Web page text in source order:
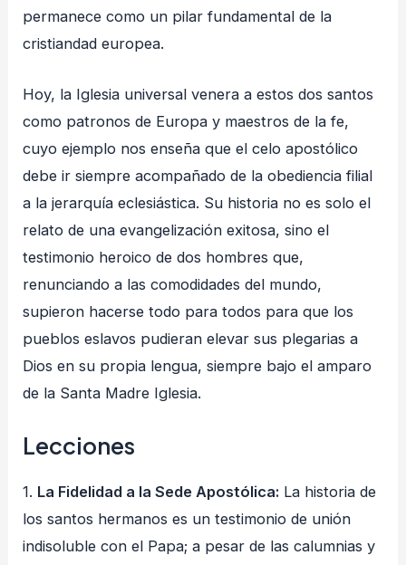
permanece como un pilar fundamental de la
cristiandad europea.
Hoy, la Iglesia universal venera a estos dos santos
como patronos de Europa y maestros de la fe,
cuyo ejemplo nos enseña que el celo apostólico
debe ir siempre acompañado de la obediencia filial
a la jerarquía eclesiástica. Su historia no es solo el
relato de una evangelización exitosa, sino el
testimonio heroico de dos hombres que,
renunciando a las comodidades del mundo,
supieron hacerse todo para todos para que los
pueblos eslavos pudieran elevar sus plegarias a
Dios en su propia lengua, siempre bajo el amparo
de la Santa Madre Iglesia.
Lecciones
1. La Fidelidad a la Sede Apostólica: La historia de
los santos hermanos es un testimonio de unión
indisoluble con el Papa; a pesar de las calumnias y